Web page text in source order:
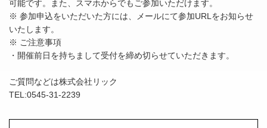
可能です。また、スマホからでもご参加いただけます。
※ 参加申込をいただいた方には、メールにて参加URLをお知らせ
いたします。
※ ご注意事項
・開催前日を持ちまして受付を締め切らせていただきます。
ご質問などは株式会社リック
TEL:0545-31-2239